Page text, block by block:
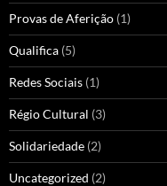
Provas de Aferição (1)
Qualifica (5)
Redes Sociais (1)
Régio Cultural (3)
Solidariedade (2)
Uncategorized (2)